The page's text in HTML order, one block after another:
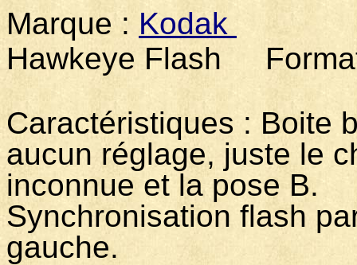
Marque : Kodak
Hawkeye Flash
Caractéristiques : Boite
aucun réglage, juste le
inconnue et la pose B.
Synchronisation flash
gauche.